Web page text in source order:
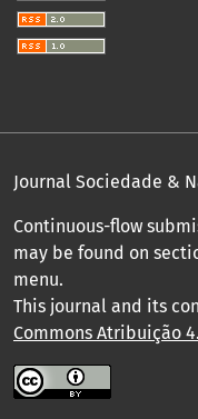
Journal Sociedade &
Continuous-flow
may be found on
menu.
This journal and its
Commons Atribuição